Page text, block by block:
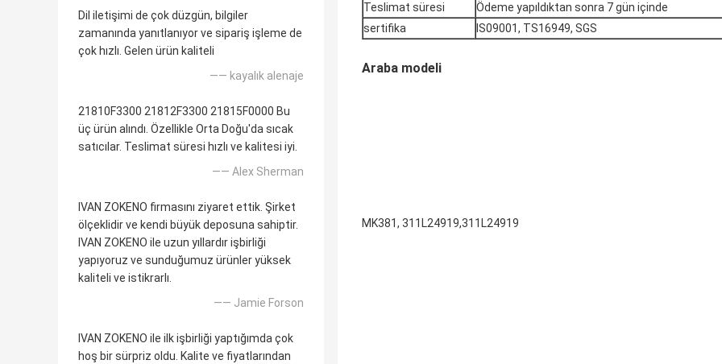
Dil iletişimi de çok düzgün, bilgiler
zamanında yanıtlanıyor ve sipariş işleme de
çok hızlı. Gelen ürün kaliteli
—— kayalık alenaje
21810F3300 21812F3300 21815F0000 Bu
üç ürün alındı. Özellikle Orta Doğu'da sıcak
satıcılar. Teslimat süresi hızlı ve kalitesi iyi.
—— Alex Sherman
IVAN ZOKENO firmasını ziyaret ettik. Şirket
ölçeklidir ve kendi büyük deposuna sahiptir.
IVAN ZOKENO ile uzun yıllardır işbirliği
yapıyoruz ve sunduğumuz ürünler yüksek
kaliteli ve istikrarlı.
—— Jamie Forson
IVAN ZOKENO ile ilk işbirliği yaptığımda çok
hoş bir sürpriz oldu. Kalite ve fiyatlarından
Teslimat süresi
Ödeme yapıldıktan sonra 7 gün içinde
sertifika
IS09001, TS16949, SGS
Araba modeli
MK381, 311L24919,311L24919